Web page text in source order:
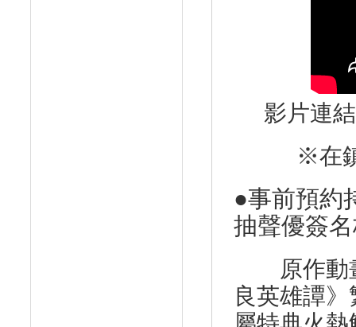
影片連
※在
●事前預約
抽聲優簽
原作動
良英雄譚